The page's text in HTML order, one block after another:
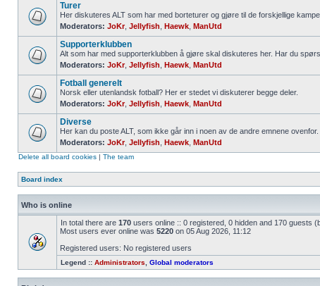
Turer
Her diskuteres ALT som har med borteturer og gjøre til de forskjellige
Moderators: JoKr, Jellyfish Haewk ManUtd
Supporterklubben
Alt som har med supporterklubben å gjøre skal diskuteres her. Har du
Moderators: JoKr, Jellyfish Haewk ManUtd
Fotball generelt
Norsk eller utenlandsk fotball? Her er stedet vi diskuterer begge deler.
Moderators: JoKr, Jellyfish Haewk ManUtd
Diverse
Her kan du poste ALT, som ikke går inn i noen av de andre emnene ovenfor.
Moderators: JoKr, Jellyfish Haewk ManUtd
Delete all board cookies | The team
Board index
Who is online
In total there are 170 users online :: 0 registered, 0 hidden and 170 guests
Most users ever online was 5220 on 05 Aug 2026, 11:12
Registered users: No registered users
Legend :: Administrators Global moderators